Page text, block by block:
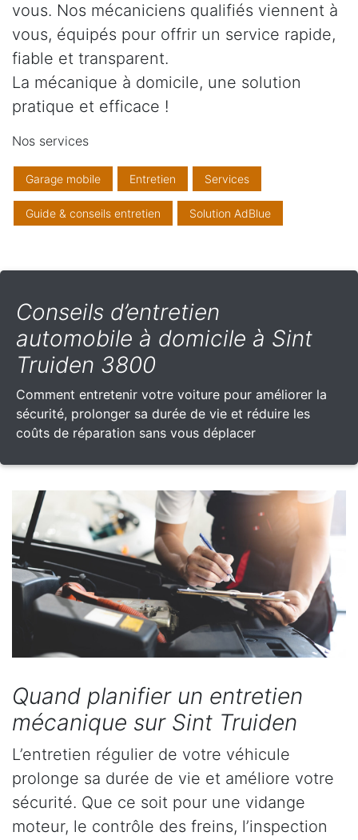
vous. Nos mécaniciens qualifiés viennent à
vous, équipés pour offrir un service rapide,
fiable et transparent.
La mécanique à domicile, une solution
pratique et efficace !
Nos services
Garage mobile Entretien Services
Guide & conseils entretien Solution AdBlue
Conseils d’entretien
automobile à domicile à Sint
Truiden 3800
Comment entretenir votre voiture pour améliorer la
sécurité, prolonger sa durée de vie et réduire les
coûts de réparation sans vous déplacer
Quand planifier un entretien
mécanique sur Sint Truiden
L’entretien régulier de votre véhicule
prolonge sa durée de vie et améliore votre
sécurité. Que ce soit pour une vidange
moteur, le contrôle des freins, l’inspection